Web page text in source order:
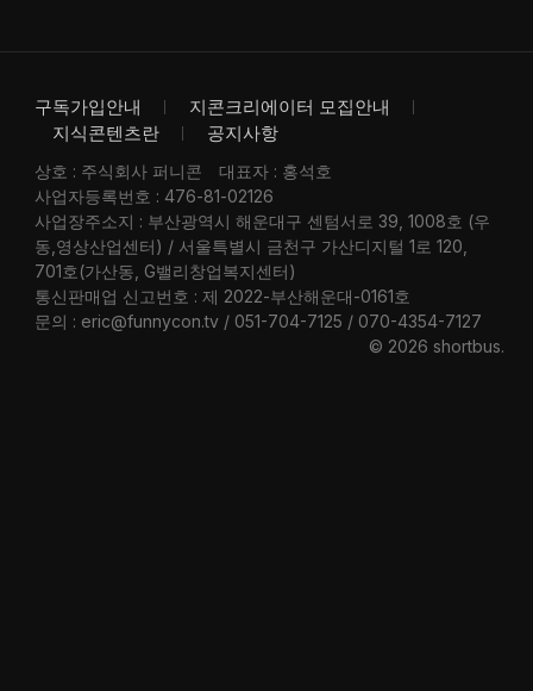
구독가입안내
지콘크리에이터 모집안내
지식콘텐츠란
공지사항
상호 : 주식회사 퍼니콘
대표자 : 홍석호
사업자등록번호 : 476-81-02126
사업장주소지 : 부산광역시 해운대구 센텀서로 39, 1008호 (우
동,영상산업센터) / 서울특별시 금천구 가산디지털 1로 120,
701호(가산동, G밸리창업복지센터)
통신판매업 신고번호 : 제 2022-부산해운대-0161호
문의 : eric@funnycon.tv / 051-704-7125 / 070-4354-7127
© 2026 shortbus.